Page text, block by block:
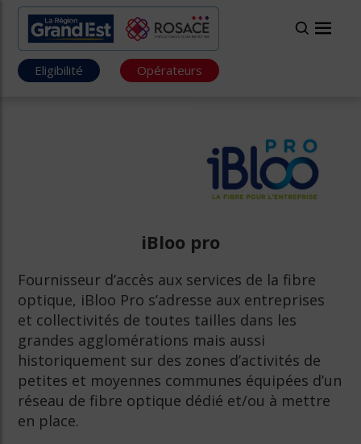
Eligibilité Opérateurs
iBloo pro
Fournisseur d’accès aux services de la fibre
optique, iBloo Pro s’adresse aux entreprises
et collectivités de toutes tailles dans les
grandes agglomérations mais aussi
historiquement sur des zones d’activités de
petites et moyennes communes équipées d’un
réseau de fibre optique dédié et/ou à mettre
en place.